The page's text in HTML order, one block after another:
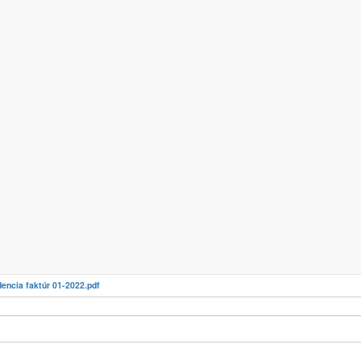
faktúr 01-2022.pdf